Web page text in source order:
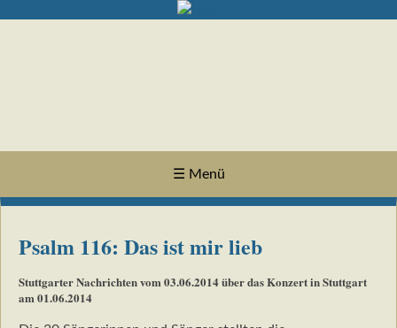
☰ Menü
Psalm 116: Das ist mir lieb
Stuttgarter Nachrichten vom 03.06.2014 über das Konzert in Stuttgart
am 01.06.2014